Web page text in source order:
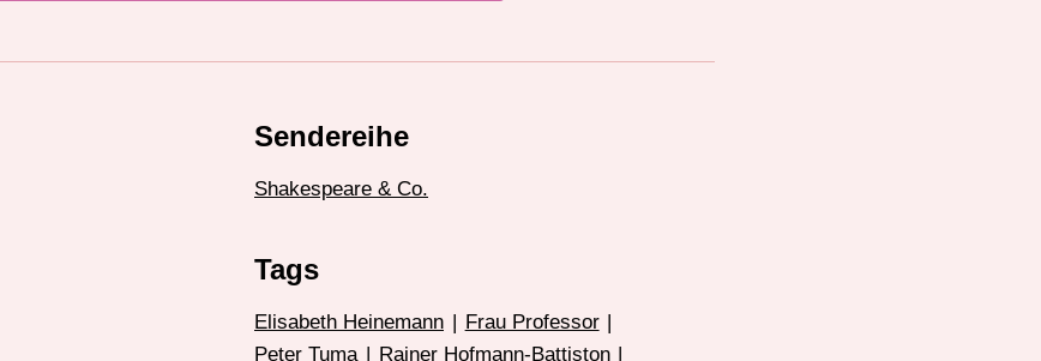
Sendereihe
Shakespeare & Co.
Tags
Elisabeth Heinemann | Frau Professor |
Peter Tuma | Rainer Hofmann-Battiston |